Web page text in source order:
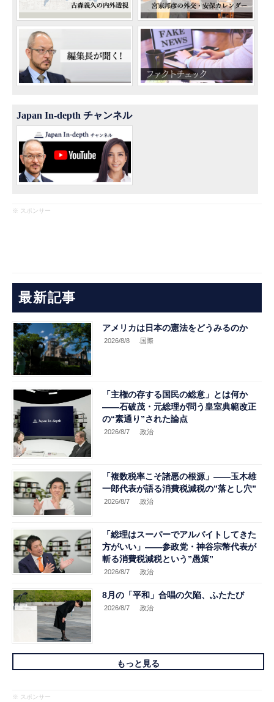
Japan In-depth チャンネル
※ スポンサー
最新記事
アメリカは日本の憲法をどうみるのか
2026/8/8 .国際
「主権の存する国民の総意」とは何か
――石破茂・元総理が問う皇室典範改正
の“素通り”された論点
2026/8/7 .政治
「複数税率こそ諸悪の根源」――玉木雄
一郎代表が語る消費税減税の”落とし穴”
2026/8/7 .政治
「総理はスーパーでアルバイトしてきた
方がいい」――参政党・神谷宗幣代表が
斬る消費税減税という”愚策”
2026/8/7 .政治
8月の「平和」合唱の欠陥、ふたたび
2026/8/7 .政治
もっと見る
※ スポンサー